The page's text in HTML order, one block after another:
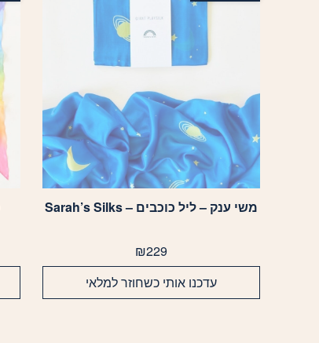
משי ענק – ליל כוכבים – Sarah’s Silks
₪229
עדכנו אותי כשחוזר למלאי